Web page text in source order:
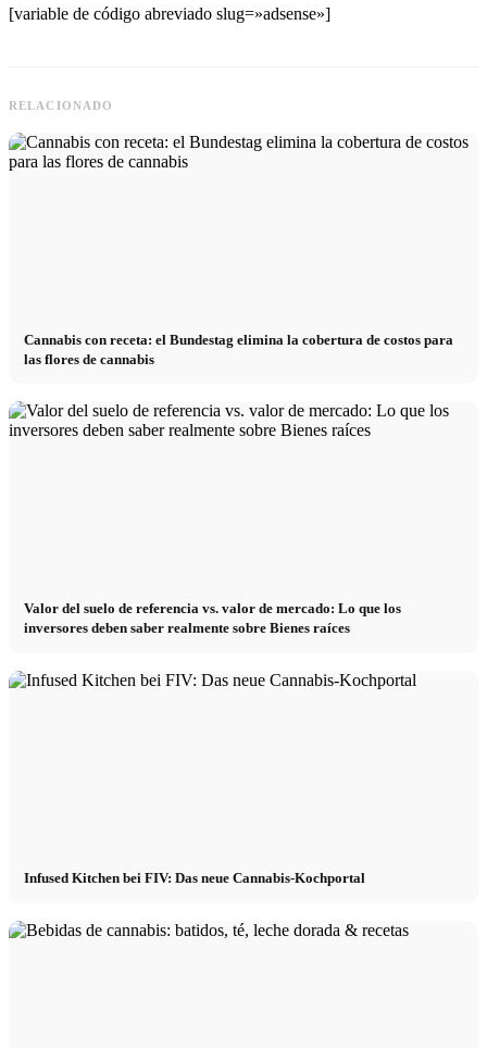
[variable de código abreviado slug=»adsense»]
RELACIONADO
Cannabis con receta: el Bundestag elimina la cobertura de costos para
las flores de cannabis
Valor del suelo de referencia vs. valor de mercado: Lo que los
inversores deben saber realmente sobre Bienes raíces
Infused Kitchen bei FIV: Das neue Cannabis-Kochportal